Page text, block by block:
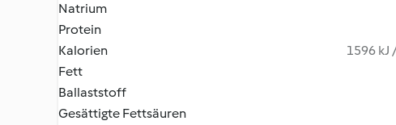
Natrium
Protein
Kalorien
1596 kJ
Fett
Ballaststoff
Gesättigte Fettsäuren